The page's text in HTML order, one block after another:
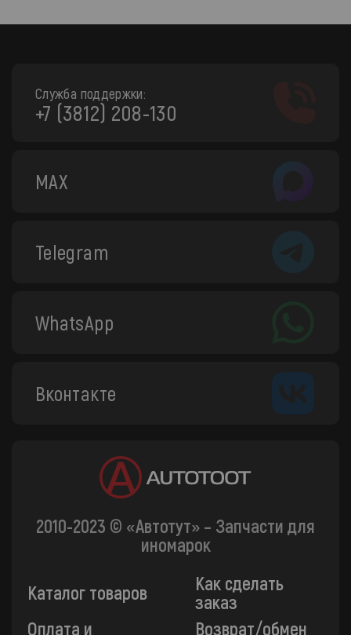
Служба поддержки:
+7 (3812) 208-130
MAX
Telegram
WhatsApp
Вконтакте
2010-2023 © «Автотут» – Запчасти для
иномарок
Каталог товаров
Как сделать
заказ
Оплата и
Возврат/обмен